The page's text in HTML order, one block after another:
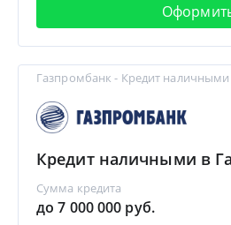
Газпромбанк - Кредит наличными
Кредит наличными в
Сумма кредита
до 7 000 000 руб.